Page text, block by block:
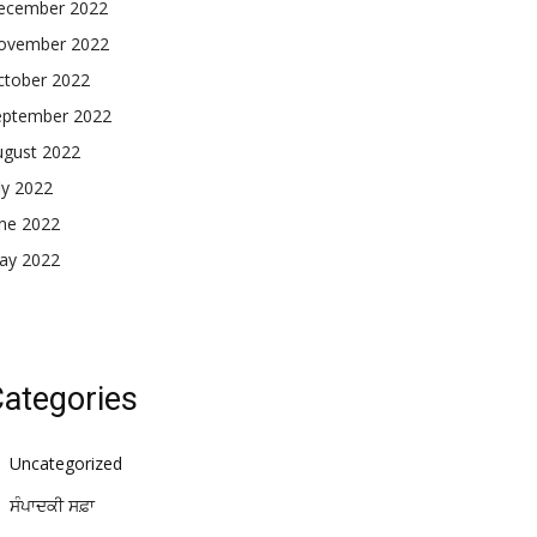
2022
2022
2022
2022
2022
2022
2022
2022
Uncategorized
ਸੰਪਾਦਕੀ ਸਫ਼ਾ